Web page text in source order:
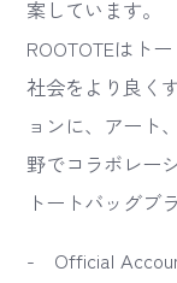
案しています。
ROOTOTEはト
社会をより良く
ョンに、アート
野でコラボレー
トートバッグブ
- Official